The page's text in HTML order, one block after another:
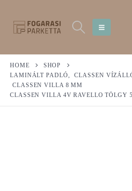
HOME
SHOP
LAMINÁLT PADLÓ, CLASSEN
CLASSEN VILLA 8 MM
CLASSEN VILLA 4V RAVELLO TÖLGY